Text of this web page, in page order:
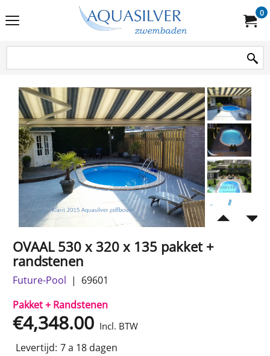
0
OVAAL 530 x 320 x 135 pakket +
randstenen
Future-Pool
69601
Pakket + Randstenen
€4,348.00 Incl. BTW
Levertijd: 7 a 18 dagen